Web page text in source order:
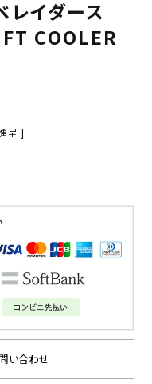
イダース
COOLER
呈 ]
い合わせ